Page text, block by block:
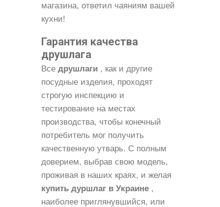
магазина, ответил чаяниям вашей
кухни!
Гарантия качества
друшлага
Все друшлаги , как и другие
посудные изделия, проходят
строгую инспекцию и
тестирование на местах
производства, чтобы конечный
потребитель мог получить
качественную утварь. С полным
доверием, выбрав свою модель,
проживая в наших краях, и желая
купить дуршлаг в Украине ,
наиболее приглянувшийся, или